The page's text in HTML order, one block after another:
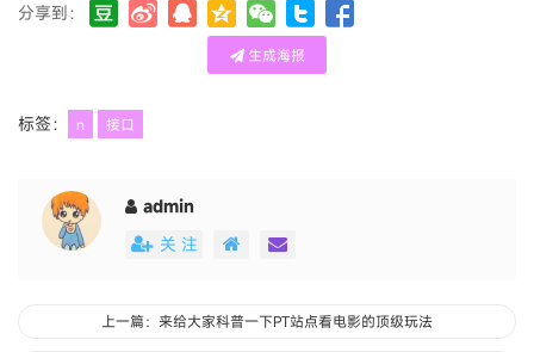
这种板子长得比较奇怪，
的。还自带散热风扇，4代内存
兆网口usb3.0应有尽有
分享到：
生成海报
标签： n 接口
admin
关 注
上一篇：来给大家科普一下PT站点看电影的顶级玩法